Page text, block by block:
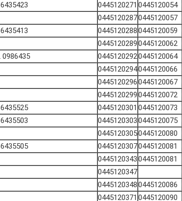
0445120054
0445120271
0445120057
0445120287
0445120059
0445120288
0445120062
0445120289
0445120064
0445120292
0986435 632
0445120066
0445120294
0445120067
0445120296
0445120072
0445120299
0445120073
0445120301
0445120075
0445120303
0445120080
0445120305
0445120081
0445120307
0445120081
0445120343
0445120347
0445120086
0445120348
0445120090
0445120371